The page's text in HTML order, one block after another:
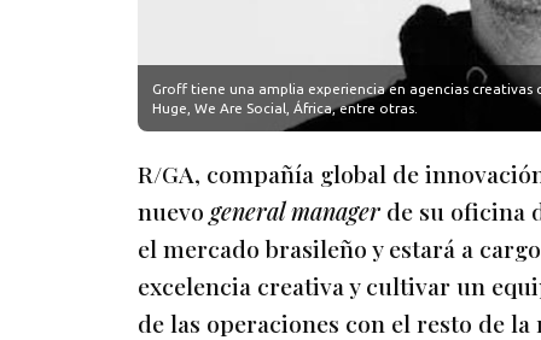
Groff tiene una amplia experiencia en agencias creativas
Huge, We Are Social, África, entre otras.
R/GA, compañía global de
nuevo general manager de su oficina
el mercado brasileño y estará a
excelencia creativa y cultivar un
de las operaciones con el resto de